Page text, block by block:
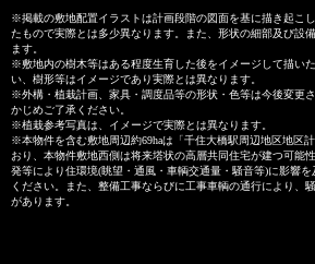
※掲載の敷地配置イラストは計画段階の図面を基に描き起こ
たもので実際とは多少異なります。また、形状の細部及び設
ます。
※敷地内の樹木等はある程度生育した後をイメージして描い
い、樹形等はイメージであり実際とは異なります。
※外構・植栽計画、家具・調度品等の形状・色等は今後変更
かじめご了承ください。
※植栽参考写真は、イメージで実際とは異なります。
※本物件を含む敷地周辺約69haは「千住大橋駅周辺地区地区
おり、本物件敷地西側は将来塔状の高層共同住宅が建つ可能
発等により住環境(眺望・通風・車輌交通量・騒音等)に影響
ください。また、整備工事ならびに工事車輌の通行により、
があります。